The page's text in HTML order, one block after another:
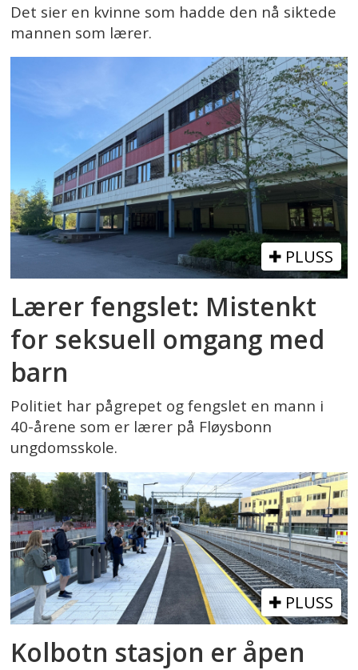
Det sier en kvinne som hadde den nå siktede
mannen som lærer.
PLUSS
Lærer fengslet: Mistenkt
for seksuell omgang med
barn
Politiet har pågrepet og fengslet en mann i
40-årene som er lærer på Fløysbonn
ungdomsskole.
PLUSS
Kolbotn stasjon er åpen